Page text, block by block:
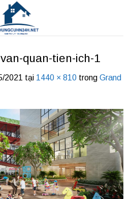
quan-tien-ich-1
2021 tại 1440 × 810 trong Grand